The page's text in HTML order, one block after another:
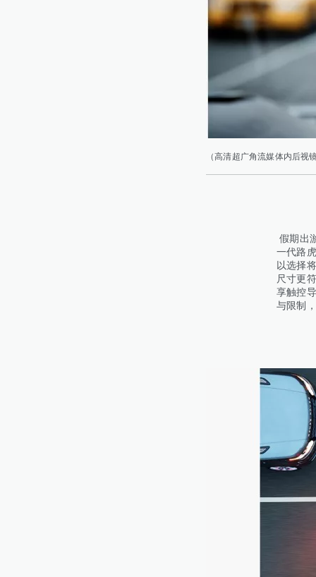
（高清超广角流媒体内后视
假期出
一代路
以选择
尺寸更
享触控
与限制